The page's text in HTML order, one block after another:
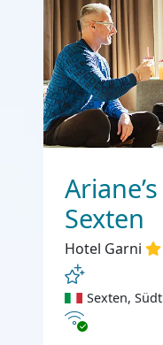
Sexten
Hotel Garni
Sexten,
Internet